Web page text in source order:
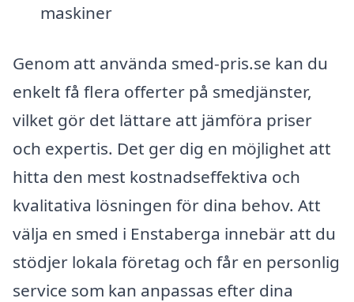
maskiner
Genom att använda smed-pris.se kan du
enkelt få flera offerter på smedjänster,
vilket gör det lättare att jämföra priser
och expertis. Det ger dig en möjlighet att
hitta den mest kostnadseffektiva och
kvalitativa lösningen för dina behov. Att
välja en smed i Enstaberga innebär att du
stödjer lokala företag och får en personlig
service som kan anpassas efter dina